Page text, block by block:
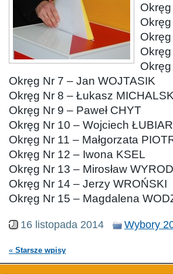
Okręg Nr 7 – Jan WOJTASIK
Okręg Nr 8 – Łukasz
Okręg Nr 9 – Paweł CHYT
Okręg Nr 10 – Wojciech
Okręg Nr 11 – Małgorzata
Okręg Nr 12 – Iwona KSEL
Okręg Nr 13 – Mirosław
Okręg Nr 14 – Jerzy WROŃSKI
Okręg Nr 15 – Magdalena
16 listopada 2014 Wybory
« Starsze wpisy